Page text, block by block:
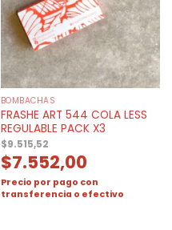
BOMBACHAS
FRASHE ART 544 COLA LESS
REGULABLE PACK X3
$9.515,52
$7.552,00
Precio por pago con
transferencia o efectivo